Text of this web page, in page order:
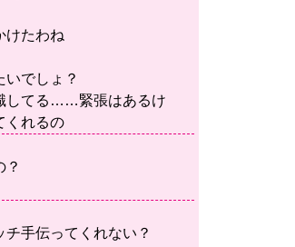
けたわね
いでしょ？
してる……緊張はあるけ
くれるの
チ手伝ってくれない？